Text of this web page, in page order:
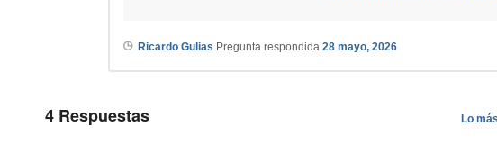
Ricardo Gulias Pregunta respondida 28 mayo, 2026
4 Respuestas Lo